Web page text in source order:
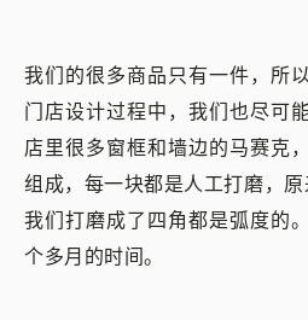
我们的很多商品只有一件，所
门店设计过程中，我们也尽可
店里很多窗框和墙边的马赛克
组成，每一块都是人工打磨，
我们打磨成了四角都是弧度的
个多月的时间。